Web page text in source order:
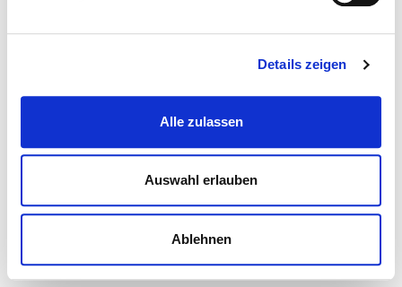
Details zeigen
Alle zulassen
Auswahl erlauben
Ablehnen